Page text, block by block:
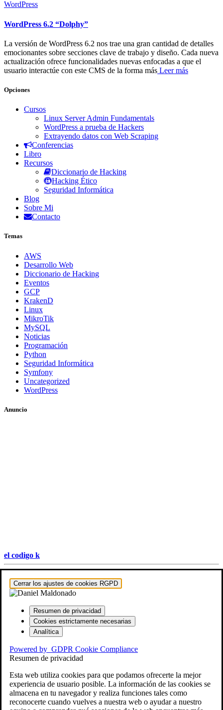
WordPress
WordPress 6.2 “Dolphy”
La versión de WordPress 6.2 nos trae una gran cantidad de detalles
emocionantes sobre secciones clave de trabajo y diseño. Cada nueva
actualización ofrece funcionalidades nuevas enfocadas a que el
usuario interactúe con este CMS de la forma más Leer más
Opciones
Cursos
Linux Server Admin Fundamentals
WordPress a prueba de Hackers
Extrayendo datos con Web Scraping
Conferencias
Libro
Recursos
Diccionario de Hacking
Hacking Ético
Seguridad Informática
Blog
Sobre Mi
Contacto
Temas
AWS
Desarrollo Web
Diccionario de Hacking
Eventos
GCP
KrakenD
Linux
MikroTik
MySQL
Noticias
Programación
Python
Seguridad Informática
Symfony
Uncategorized
WordPress
Anuncio
el codigo k
Hestia | Desarrollado porThemeIsle
Cerrar los ajustes de cookies RGPD
Resumen de privacidad
Cookies estrictamente necesarias
Analítica
Powered by GDPR Cookie Compliance
Resumen de privacidad
Esta web utiliza cookies para que podamos ofrecerte la mejor
experiencia de usuario posible. La información de las cookies se
almacena en tu navegador y realiza funciones tales como
reconocerte cuando vuelves a nuestra web o ayudar a nuestro